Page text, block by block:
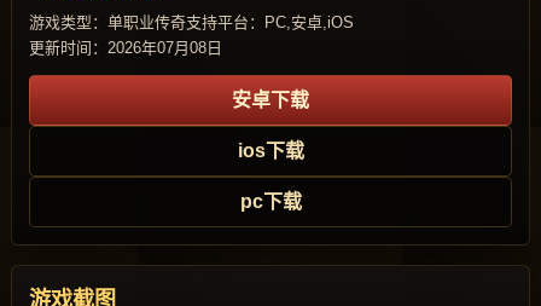
游戏类型：单职业传奇支持平台：PC,安卓,iOS
更新时间：2026年07月08日
安卓下载
ios下载
pc下载
游戏截图